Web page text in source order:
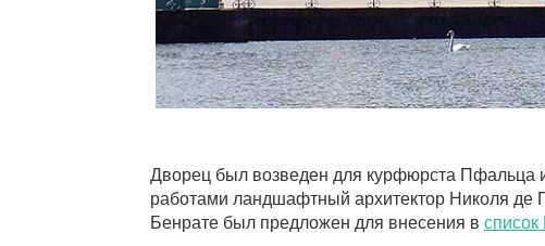
Дворец был возведен для курфюрста Пфальца
работами ландшафтный архитектор Николя де
Бенрате был предложен для внесения в